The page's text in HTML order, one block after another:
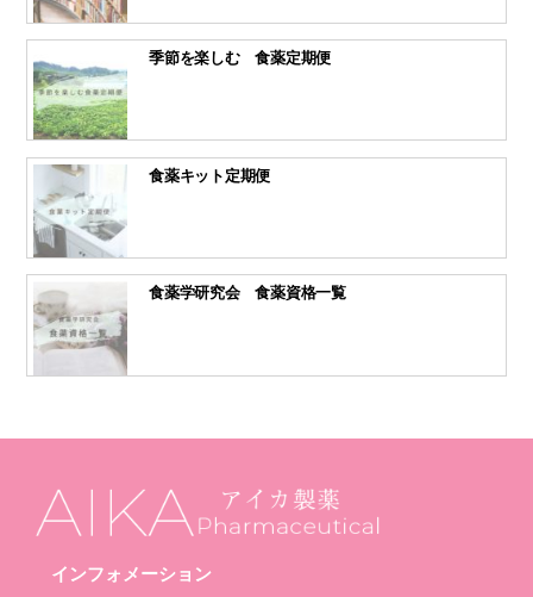
季節を楽しむ 食薬定期便
食薬キット定期便
食薬学研究会 食薬資格一覧
インフォメーション